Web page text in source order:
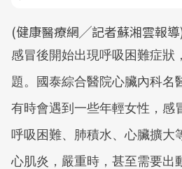
(健康醫療網╱記者蘇湘雲報
感冒後開始出現呼吸困難症狀
題。國泰綜合醫院心臟內科名
有時會遇到一些年輕女性，感
呼吸困難、肺積水、心臟擴大
心肌炎，嚴重時，甚至需要出